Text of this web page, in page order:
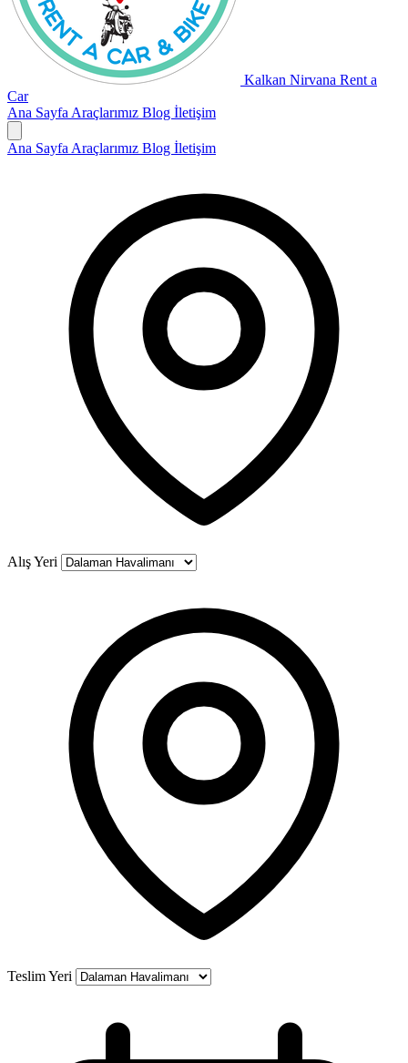
Kalkan Nirvana Rent a
Car
Ana Sayfa Araçlarımız Blog İletişim
Ana Sayfa Araçlarımız Blog İletişim
Alış Yeri
Teslim Yeri